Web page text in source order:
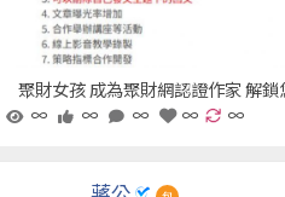
聚財女孩 成為聚財網認證作家 解鎖
∞
∞ ∞ ∞ ∞